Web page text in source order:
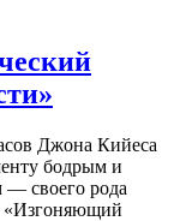
Джона Кийеса
бодрым и
своего рода
«Изгоняющий